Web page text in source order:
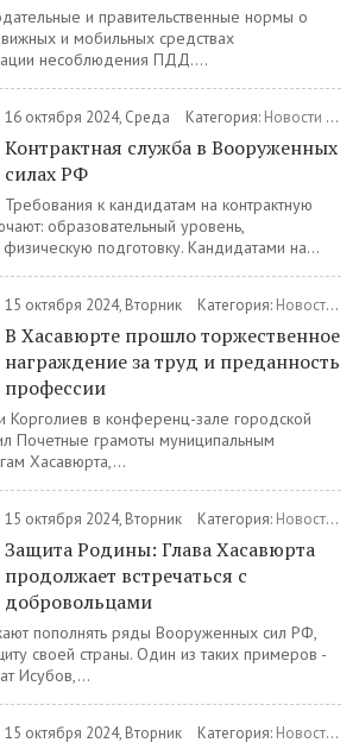
и правительственные нормы о
и мобильных средствах
несоблюдения ПДД....
16 октября 2024, Среда Категория: Новости
Контрактная служба в Вооруженных
силах РФ
Требования к кандидатам на контрактную
образовательный уровень,
подготовку. Кандидатами на...
15 октября 2024, Вторник Категория: Новости /
В Хасавюрте прошло торжественное
награждение за труд и преданность
профессии
Корголиев в конференц-зале городской
Почетные грамоты муниципальным
Хасавюрта,...
15 октября 2024, Вторник Категория: Новости /
Защита Родины: Глава Хасавюрта
продолжает встречаться с
добровольцами
пополнять ряды Вооруженных сил РФ,
своей страны. Один из таких примеров -
Исубов,...
15 октября 2024, Вторник Категория: Новости /